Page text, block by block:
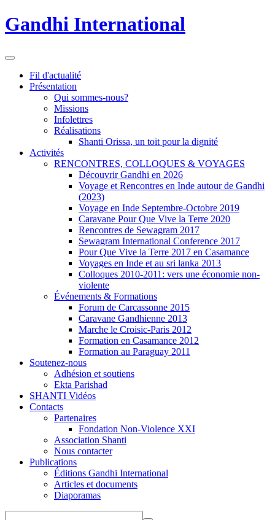
Gandhi International
Fil d'actualité
Présentation
Qui sommes-nous?
Missions
Infolettres
Réalisations
Shanti Orissa, un toit pour la dignité
Activités
RENCONTRES, COLLOQUES & VOYAGES
Découvrir Gandhi en 2026
Voyage et Rencontres en Inde autour de Gandhi
(2023)
Voyage en Inde Septembre-Octobre 2019
Caravane Pour Que Vive la Terre 2020
Rencontres de Sewagram 2017
Sewagram International Conference 2017
Pour Que Vive la Terre 2017 en Casamance
Voyages en Inde et au sri lanka 2013
Colloques 2010-2011: vers une économie non-
violente
Événements & Formations
Forum de Carcassonne 2015
Caravane Gandhienne 2013
Marche le Croisic-Paris 2012
Formation en Casamance 2012
Formation au Paraguay 2011
Soutenez-nous
Adhésion et soutiens
Ekta Parishad
SHANTI Vidéos
Contacts
Partenaires
Fondation Non-Violence XXI
Association Shanti
Nous contacter
Publications
Éditions Gandhi International
Articles et documents
Diaporamas